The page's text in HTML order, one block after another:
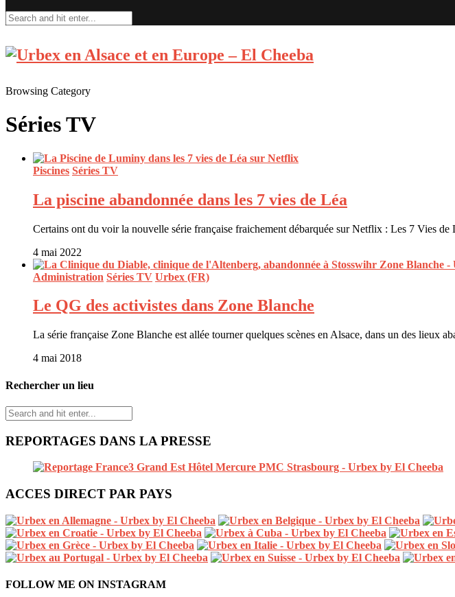
Browsing Category
Séries TV
Piscines Séries TV
La piscine abandonnée dans les 7 vies de Léa
Certains ont du voir la nouvelle série française fraichement débarquée sur Netflix : Les 7 Vies
4 mai 2022
Administration Séries TV Urbex (FR)
Le QG des activistes dans Zone Blanche
La série française Zone Blanche est allée tourner quelques scènes en Alsace, dans un des lieux
4 mai 2018
Rechercher un lieu
REPORTAGES DANS LA PRESSE
ACCES DIRECT PAR PAYS
FOLLOW ME ON INSTAGRAM